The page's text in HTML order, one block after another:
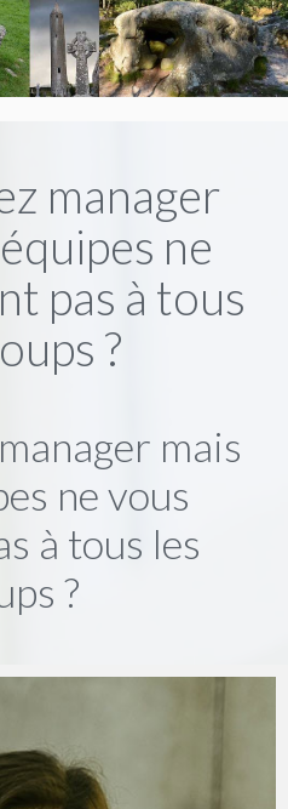
manager
ne
pas à tous
?
mais
ne vous
à tous les
?